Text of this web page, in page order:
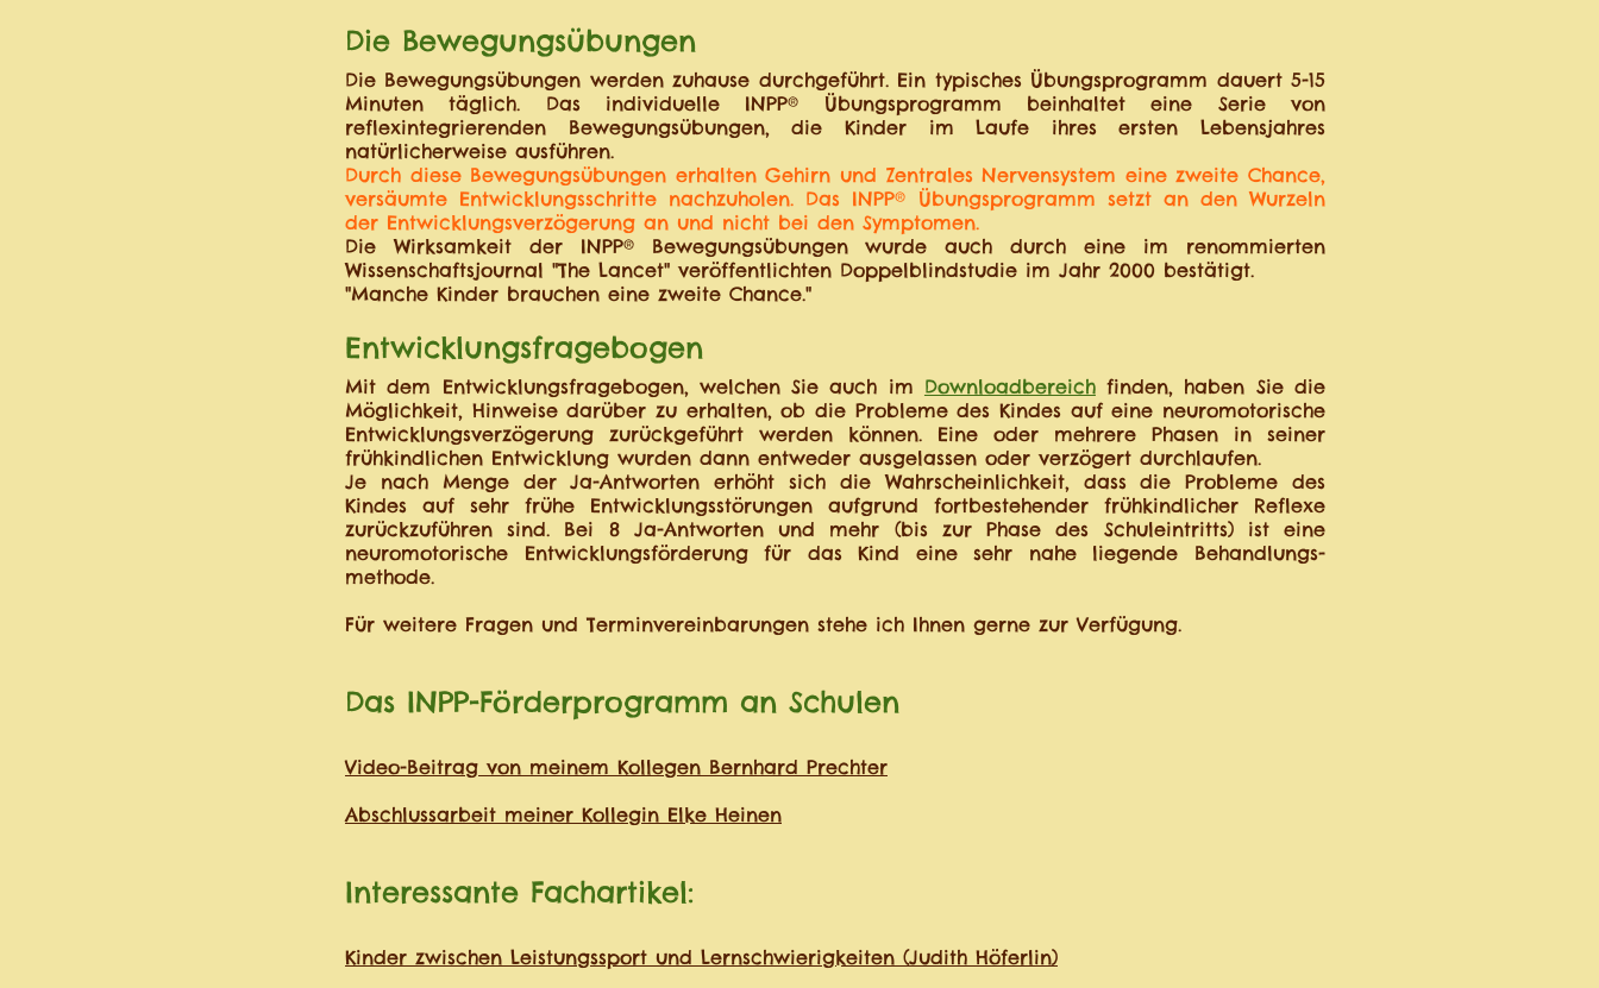
Die Bewegungsübungen
Die Bewegungsübungen werden zuhause durchgeführt. Ein typisches Übungsprogramm dauert 5-15
Minuten täglich. Das individuelle INPP® Übungsprogramm beinhaltet eine Serie von
reflexintegrierenden Bewegungsübungen, die Kinder im Laufe ihres ersten Lebensjahres
natürlicherweise ausführen.
Durch diese Bewegungsübungen erhalten Gehirn und Zentrales Nervensystem eine zweite Chance,
versäumte Entwicklungsschritte nachzuholen. Das INPP® Übungsprogramm setzt an den Wurzeln
der Entwicklungsverzögerung an und nicht bei den Symptomen.
Die Wirksamkeit der INPP® Bewegungsübungen wurde auch durch eine im renommierten
Wissenschaftsjournal "The Lancet" veröffentlichten Doppelblindstudie im Jahr 2000 bestätigt.
"Manche Kinder brauchen eine zweite Chance."
Entwicklungsfragebogen
Mit dem Entwicklungsfragebogen, welchen Sie auch im Downloadbereichfinden, haben Sie die
Möglichkeit, Hinweise darüber zu erhalten, ob die Probleme des Kindes auf eine neuromotorische
Entwicklungsverzögerung zurückgeführt werden können. Eine oder mehrere Phasen in seiner
frühkindlichen Entwicklung wurden dann entweder ausgelassen oder verzögert durchlaufen.
Je nach Menge der Ja-Antworten erhöht sich die Wahrscheinlichkeit, dass die Probleme des
Kindes auf sehr frühe Entwicklungsstörungen aufgrund fortbestehender frühkindlicher Reflexe
zurückzuführen sind. Bei 8 Ja-Antworten und mehr (bis zur Phase des Schuleintritts) ist eine
neuromotorische Entwicklungsförderung für das Kind eine sehr nahe liegende Behandlungs-
methode.
Für weitere Fragen und Terminvereinbarungen stehe ich Ihnen gerne zur Verfügung.
Das INPP-Förderprogramm an Schulen
Video-Beitrag von meinem Kollegen Bernhard Prechter
Abschlussarbeit meiner Kollegin Elke Heinen
Interessante Fachartikel:
Kinder zwischen Leistungssport und Lernschwierigkeiten (Judith Höferlin)